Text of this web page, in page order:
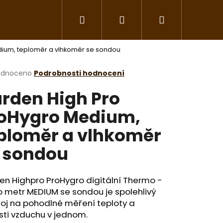
Květináče a závlaha Nářadí a pomůcky
Hledat PřihlášeníNákupní
teploměr a vlhkoměr se sondou
Podrobnosti hodnocení
High Pro
Medium,
a vlhkoměr
Highpro ProHygro digitální Thermo -
metr MEDIUM se sondou je spolehlivý
na pohodlné měření teploty a
vzduchu v jednom.